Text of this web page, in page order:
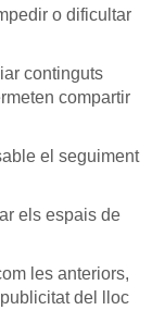
o dificultar
continguts
compartir
el seguiment
els espais de
les anteriors,
del lloc